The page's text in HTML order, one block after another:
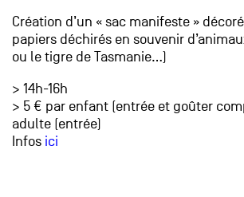
Création d’un « sac manifeste »
papiers déchirés en souvenir
ou le tigre de Tasmanie…)
> 14h-16h
> 5 € par enfant (entrée et goûter
adulte (entrée)
Infos ici